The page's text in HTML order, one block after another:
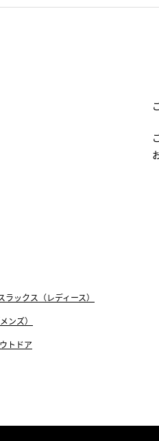
ラックス（レディース）
ンズ）
トドア